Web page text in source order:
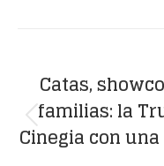
entre
Catas,
familias: la
Cinegia con